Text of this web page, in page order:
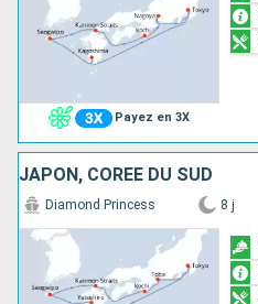
Payez en 3X
JAPON, CORÉE DU SUD
Diamond Princess 8 j